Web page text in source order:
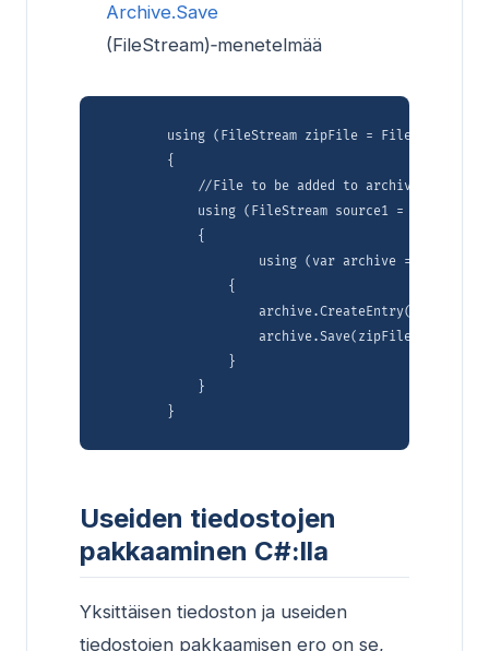
Archive.Save
(FileStream)‑menetelmää
using (FileStream zipFile =
        {
            //File to be added to archive
using (FileStream source1 =
            {
using (var archive = new
                {
                    archive.Save(zipFile);
                }
            }
Useiden tiedostojen
pakkaaminen C#:lla
Yksittäisen tiedoston ja useiden
tiedostojen pakkaamisen ero on se,